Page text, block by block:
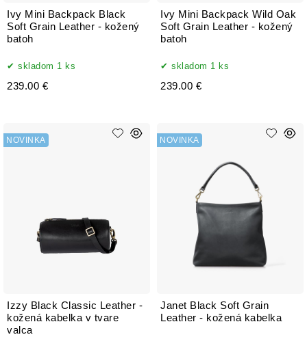
Ivy Mini Backpack Black
Soft Grain Leather - kožený
batoh
skladom 1 ks
239.00 €
Ivy Mini Backpack Wild Oak
Soft Grain Leather - kožený
batoh
skladom 1 ks
239.00 €
Izzy Black Classic Leather -
kožená kabelka v tvare
valca
NOVINKA
Janet Black Soft Grain
Leather - kožená kabelka
NOVINKA